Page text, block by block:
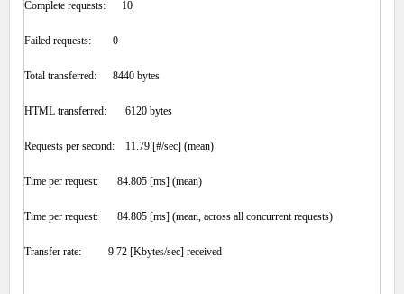
Complete requests: 10
Failed requests: 0
Total transferred: 8440 bytes
HTML transferred: 6120 bytes
Requests per second: 11.79 [#/sec] (mean)
Time per request: 84.805 [ms] (mean)
Time per request: 84.805 [ms] (mean, across all concurrent requests)
Transfer rate: 9.72 [Kbytes/sec] received